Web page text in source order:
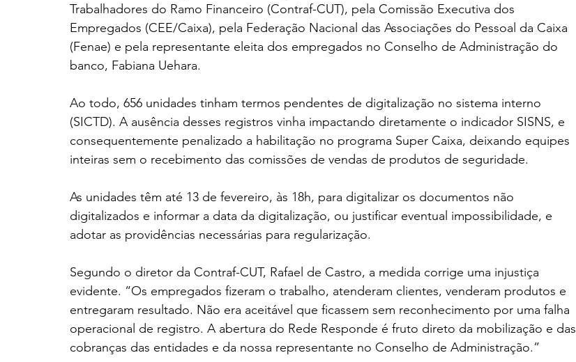
Trabalhadores do Ramo Financeiro (Contraf-CUT), pela Comissão Executiva dos
Empregados (CEE/Caixa), pela Federação Nacional das Associações do Pessoal da Caixa
(Fenae) e pela representante eleita dos empregados no Conselho de Administração do
banco, Fabiana Uehara.
Ao todo, 656 unidades tinham termos pendentes de digitalização no sistema interno
(SICTD). A ausência desses registros vinha impactando diretamente o indicador SISNS, e
consequentemente penalizado a habilitação no programa Super Caixa, deixando equipes
inteiras sem o recebimento das comissões de vendas de produtos de seguridade.
As unidades têm até 13 de fevereiro, às 18h, para digitalizar os documentos não
digitalizados e informar a data da digitalização, ou justificar eventual impossibilidade, e
adotar as providências necessárias para regularização.
Segundo o diretor da Contraf-CUT, Rafael de Castro, a medida corrige uma injustiça
evidente. “Os empregados fizeram o trabalho, atenderam clientes, venderam produtos e
entregaram resultado. Não era aceitável que ficassem sem reconhecimento por uma falha
operacional de registro. A abertura do Rede Responde é fruto direto da mobilização e das
cobranças das entidades e da nossa representante no Conselho de Administração.”